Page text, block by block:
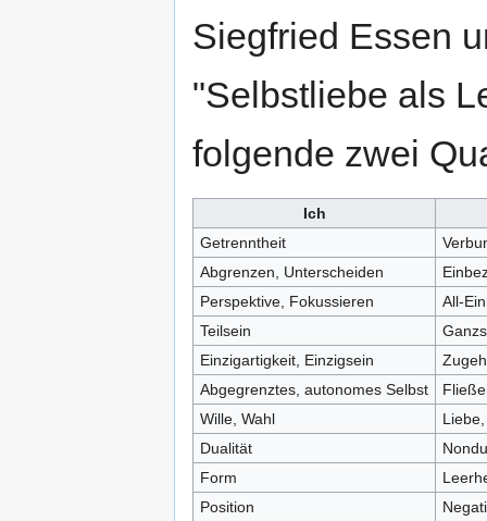
Siegfried Essen
"Selbstliebe als
folgende zwei
Ich
Getrenntheit
Abgrenzen, Unterscheiden
Perspektive, Fokussieren
All-
Teilsein
Einzigartigkeit, Einzigsein
Abgegrenztes, autonomes Selbst
Wille, Wahl
Dualität
Form
Position